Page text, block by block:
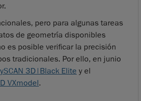
pero para algunas tareas
de geometría disponibles
es posible verificar la precisión
tradicionales. Por ello, en junio
3D|Black Elite y el
VXmodel.